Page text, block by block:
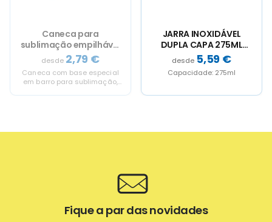
JARRA INOXIDÁVEL
DUPLA CAPA 275ML
"SINBORG"
5,59 €
Capacidade: 275ml
JARRA INOXIDÁVEL
DUPLA CAPA 880ML
"OSBY"
13,93€
Capacidade: 880ml
Fique a par das novidades